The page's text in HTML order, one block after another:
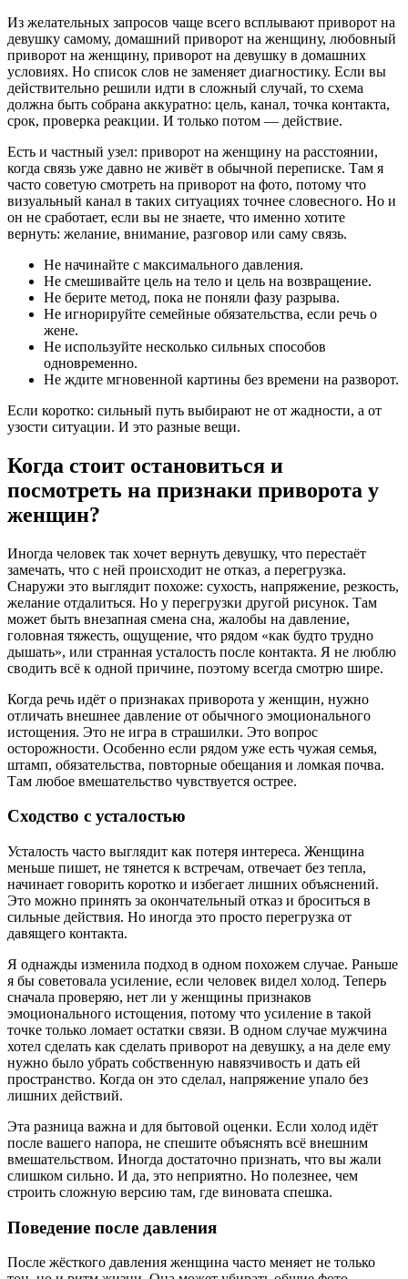
Из желательных запросов чаще всего всплывают приворот на
девушку самому, домашний приворот на женщину, любовный
приворот на женщину, приворот на девушку в домашних
условиях. Но список слов не заменяет диагностику. Если вы
действительно решили идти в сложный случай, то схема
должна быть собрана аккуратно: цель, канал, точка контакта,
срок, проверка реакции. И только потом — действие.
Есть и частный узел: приворот на женщину на расстоянии,
когда связь уже давно не живёт в обычной переписке. Там я
часто советую смотреть на приворот на фото, потому что
визуальный канал в таких ситуациях точнее словесного. Но и
он не сработает, если вы не знаете, что именно хотите
вернуть: желание, внимание, разговор или саму связь.
Не начинайте с максимального давления.
Не смешивайте цель на тело и цель на возвращение.
Не берите метод, пока не поняли фазу разрыва.
Не игнорируйте семейные обязательства, если речь о
жене.
Не используйте несколько сильных способов
одновременно.
Не ждите мгновенной картины без времени на разворот.
Если коротко: сильный путь выбирают не от жадности, а от
узости ситуации. И это разные вещи.
Когда стоит остановиться и
посмотреть на признаки приворота у
женщин?
Иногда человек так хочет вернуть девушку, что перестаёт
замечать, что с ней происходит не отказ, а перегрузка.
Снаружи это выглядит похоже: сухость, напряжение, резкость,
желание отдалиться. Но у перегрузки другой рисунок. Там
может быть внезапная смена сна, жалобы на давление,
головная тяжесть, ощущение, что рядом «как будто трудно
дышать», или странная усталость после контакта. Я не люблю
сводить всё к одной причине, поэтому всегда смотрю шире.
Когда речь идёт о признаках приворота у женщин, нужно
отличать внешнее давление от обычного эмоционального
истощения. Это не игра в страшилки. Это вопрос
осторожности. Особенно если рядом уже есть чужая семья,
штамп, обязательства, повторные обещания и ломкая почва.
Там любое вмешательство чувствуется острее.
Сходство с усталостью
Усталость часто выглядит как потеря интереса. Женщина
меньше пишет, не тянется к встречам, отвечает без тепла,
начинает говорить коротко и избегает лишних объяснений.
Это можно принять за окончательный отказ и броситься в
сильные действия. Но иногда это просто перегрузка от
давящего контакта.
Я однажды изменила подход в одном похожем случае. Раньше
я бы советовала усиление, если человек видел холод. Теперь
сначала проверяю, нет ли у женщины признаков
эмоционального истощения, потому что усиление в такой
точке только ломает остатки связи. В одном случае мужчина
хотел сделать как сделать приворот на девушку, а на деле ему
нужно было убрать собственную навязчивость и дать ей
пространство. Когда он это сделал, напряжение упало без
лишних действий.
Эта разница важна и для бытовой оценки. Если холод идёт
после вашего напора, не спешите объяснять всё внешним
вмешательством. Иногда достаточно признать, что вы жали
слишком сильно. И да, это неприятно. Но полезнее, чем
строить сложную версию там, где виновата спешка.
Поведение после давления
После жёсткого давления женщина часто меняет не только